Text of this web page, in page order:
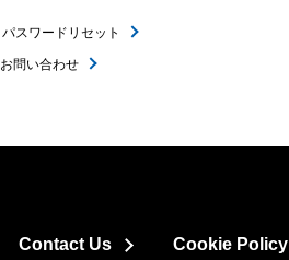
パスワードリセット
お問い合わせ
Contact Us Cookie Policy